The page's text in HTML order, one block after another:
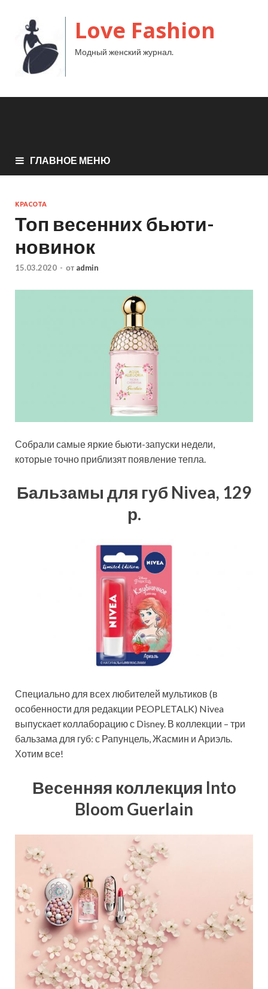
Love Fashion
Модный женский журнал.
ГЛАВНОЕ МЕНЮ
КРАСОТА
Топ весенних бьюти-
новинок
15.03.2020 - от admin
Собрали самые яркие бьюти-запуски недели,
которые точно приблизят появление тепла.
Бальзамы для губ Nivea, 129
р.
Специально для всех любителей мультиков (в
особенности для редакции PEOPLETALK) Nivea
выпускает коллаборацию с Disney. В коллекции – три
бальзама для губ: с Рапунцель, Жасмин и Ариэль.
Хотим все!
Весенняя коллекция Into
Bloom Guerlain